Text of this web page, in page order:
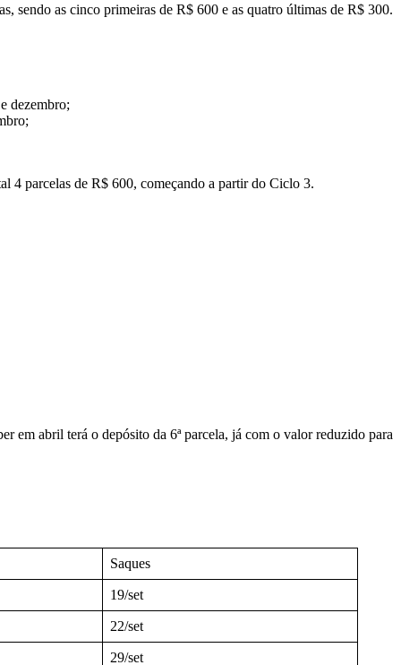
sendo as cinco primeiras de R$ 600 e as quatro últimas de R$ 300.
dezembro;
4 parcelas de R$ 600, começando a partir do Ciclo 3.
em abril terá o depósito da 6ª parcela, já com o valor reduzido para
Saques
19/set
22/set
29/set